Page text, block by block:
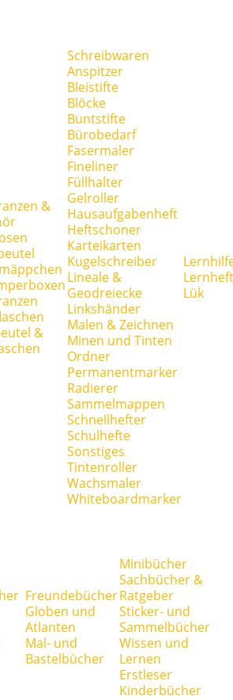
&
&
Schreibwaren
Anspitzer
Bleistifte
Blöcke
Buntstifte
Bürobedarf
Fasermaler
Fineliner
Füllhalter
Gelroller
Hausaufgabenheft
Heftschoner
Karteikarten
Kugelschreiber
Lineale &
Geodreiecke
Linkshänder
Malen & Zeichnen
Minen und Tinten
Ordner
Permanentmarker
Radierer
Sammelmappen
Schnellhefter
Schulhefte
Sonstiges
Tintenroller
Wachsmaler
Whiteboardmarker
Lük
Freundebücher
Globen und
Atlanten
Mal- und
Bastelbücher
Minibücher
Sachbücher &
Ratgeber
Sticker- und
Sammelbücher
Wissen und
Lernen
Erstleser
Kinderbücher